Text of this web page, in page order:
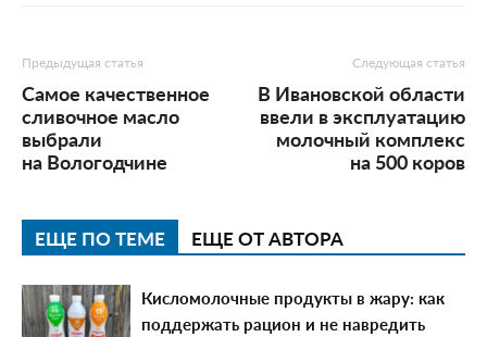
Предыдущая статья
Самое качественное
сливочное масло
выбрали
на Вологодчине
Следующая статья
В Ивановской области
ввели в эксплуатацию
молочный комплекс
на 500 коров
ЕЩЕ ПО ТЕМЕ ЕЩЕ ОТ АВТОРА
Кисломолочные продукты в жару: как
поддержать рацион и не навредить